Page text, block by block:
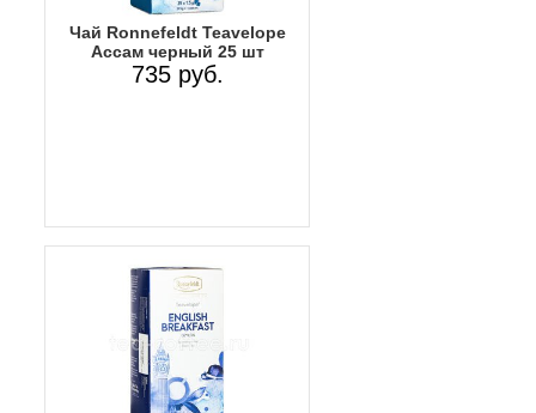
Чай Ronnefeldt Teavelope
Ассам черный 25 шт
735 руб.